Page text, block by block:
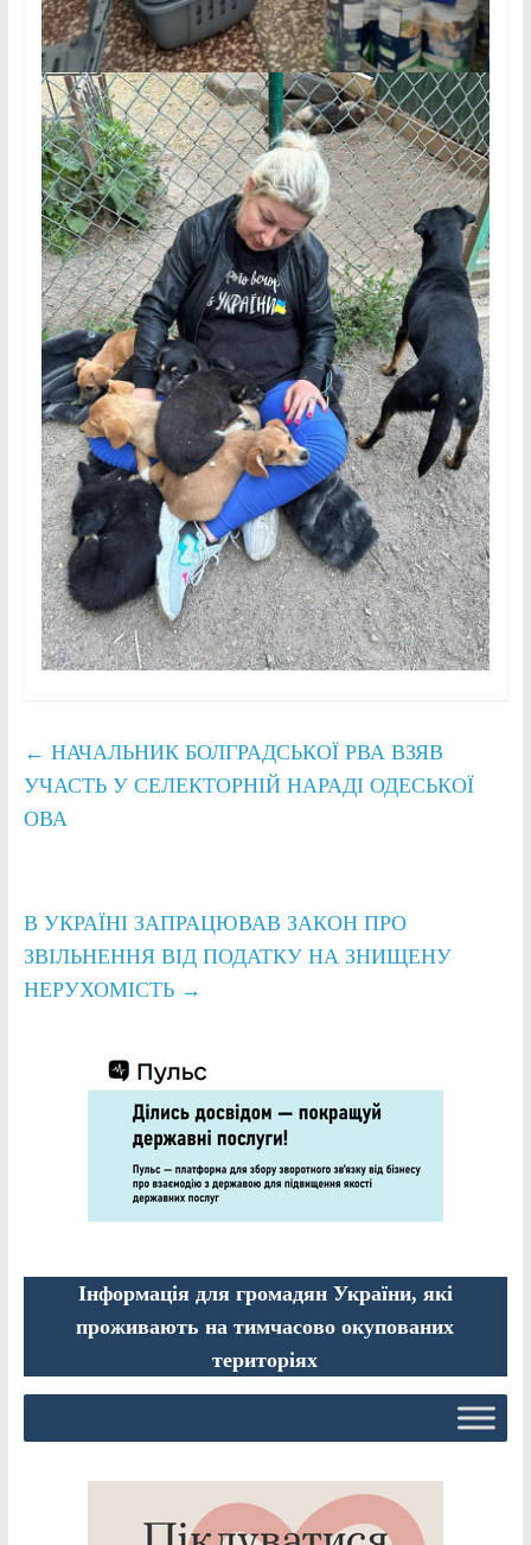
← НАЧАЛЬНИК БОЛГРАДСЬКОЇ РВА ВЗЯВ
УЧАСТЬ У СЕЛЕКТОРНІЙ НАРАДІ ОДЕСЬКОЇ
ОВА
В УКРАЇНІ ЗАПРАЦЮВАВ ЗАКОН ПРО
ЗВІЛЬНЕННЯ ВІД ПОДАТКУ НА ЗНИЩЕНУ
НЕРУХОМІСТЬ →
Інформація для громадян України, які
проживають на тимчасово окупованих
територіях